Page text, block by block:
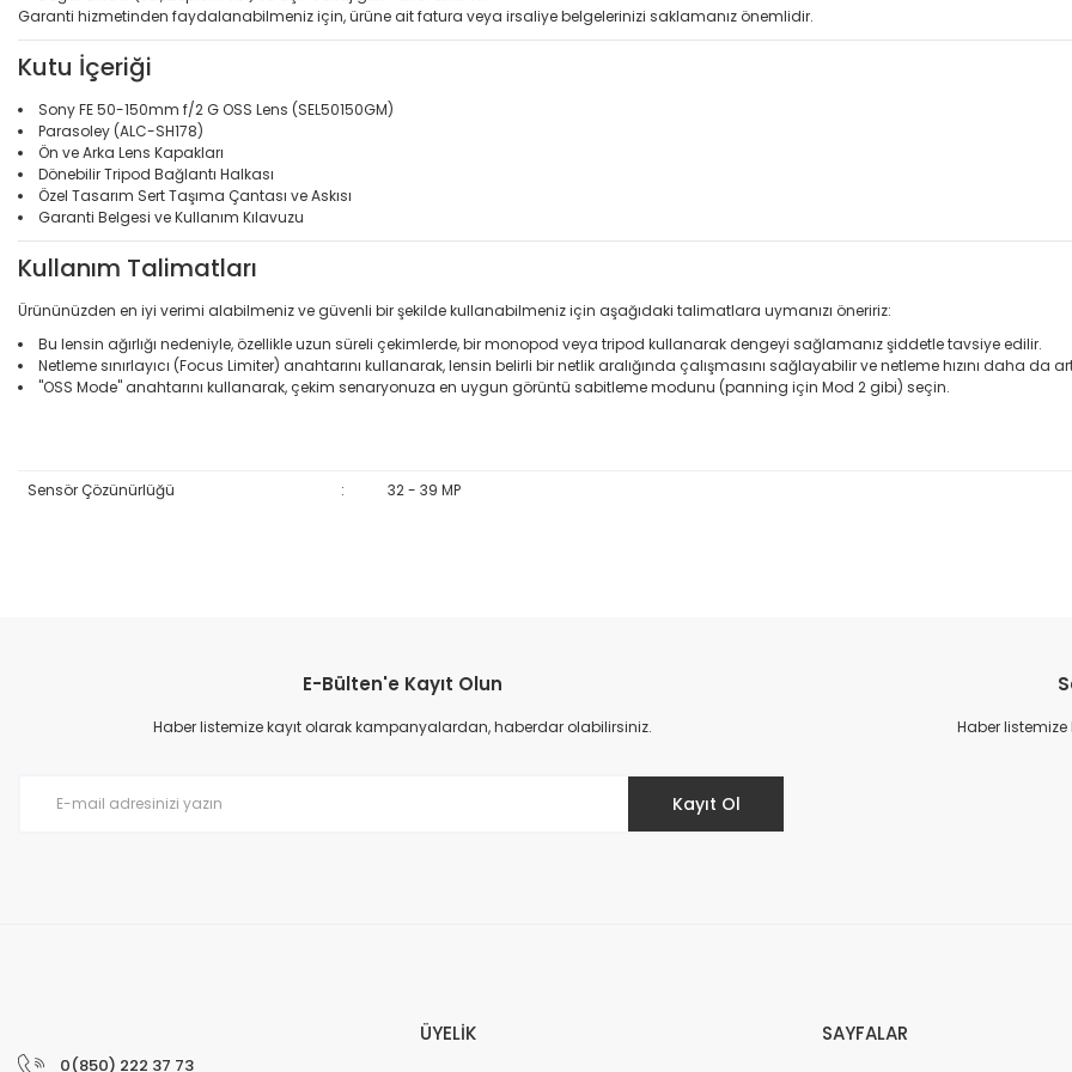
Garanti hizmetinden faydalanabilmeniz için, ürüne ait fatura veya irsaliye belgelerinizi saklamanız önemlidir.
Kutu İçeriği
Sony FE 50-150mm f/2 G OSS Lens (SEL50150GM)
Parasoley (ALC-SH178)
Ön ve Arka Lens Kapakları
Dönebilir Tripod Bağlantı Halkası
Özel Tasarım Sert Taşıma Çantası ve Askısı
Garanti Belgesi ve Kullanım Kılavuzu
Kullanım Talimatları
Ürününüzden en iyi verimi alabilmeniz ve güvenli bir şekilde kullanabilmeniz için aşağıdaki talimatlara uymanızı öneririz:
Bu lensin ağırlığı nedeniyle, özellikle uzun süreli çekimlerde, bir monopod veya tripod kullanarak dengeyi sağlamanız şiddetle tavsiye edilir.
Netleme sınırlayıcı (Focus Limiter) anahtarını kullanarak, lensin belirli bir netlik aralığında çalışmasını sağlayabilir ve netleme hızını daha da
"OSS Mode" anahtarını kullanarak, çekim senaryonuza en uygun görüntü sabitleme modunu (panning için Mod 2 gibi) seçin.
Sensör Çözünürlüğü : 32 - 39 MP
Ürün resmi kalitesiz, bozuk veya görüntülenemiyor.
Ürün açıklamasında eksik bilgiler bulunuyor.
E-Bülten'e Kayıt Olun
Haber listemize kayıt olarak kampanyalardan, haberdar olabilirsiniz.
Kayıt Ol
Haber
0(850) 222 37 73
ÜYELİK SAYFALAR